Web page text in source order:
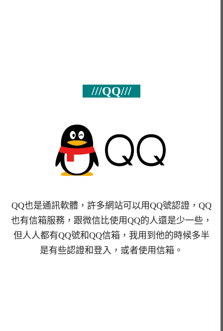
///QQ///
QQ也是通訊軟體，許多網站可以用QQ號認證，QQ
也有信箱服務，跟微信比使用QQ的人還是少一些，
但人人都有QQ號和QQ信箱，我用到他的時候多半
是有些認證和登入，或者使用信箱。